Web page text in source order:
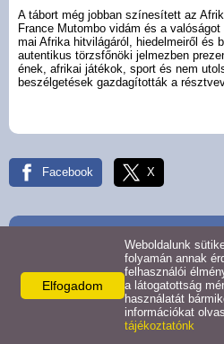
A tábort még jobban színesített az
France Mutombo vidám és a
mai Afrika hitvilágáról, hiedelmeiről és
autentikus törzsfőnöki jelmezben
ének, afrikai játékok, sport és nem
beszélgetések gazdagították a
Facebook X
Afrikáért Alapítvány Magyarország
1145 Budapest XIV. kerület,
1145 Budapest, Törökőr utca 62.
Elfogadom
Weboldalunk
folyamán annak
felhasználói
a látogatottság
használatát
információkat
tájékoztatónk